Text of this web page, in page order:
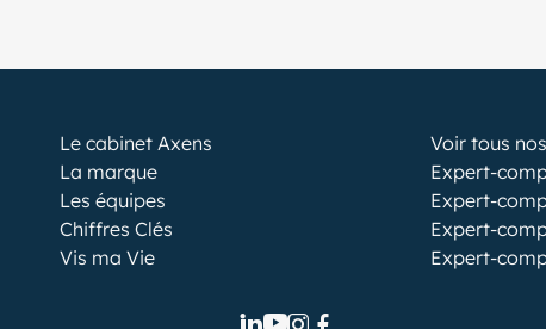
Le cabinet Axens
La marque
Les équipes
Chiffres Clés
Vis ma Vie
Voir tous
Expert-
Expert-
Expert-
Expert-